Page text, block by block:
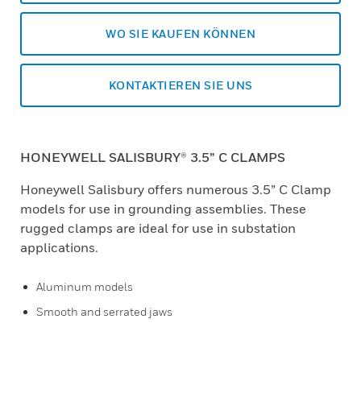
WO SIE KAUFEN KÖNNEN
KONTAKTIEREN SIE UNS
HONEYWELL SALISBURY® 3.5” C CLAMPS
Honeywell Salisbury offers numerous 3.5” C Clamp
models for use in grounding assemblies. These
rugged clamps are ideal for use in substation
applications.
Aluminum models
Smooth and serrated jaws